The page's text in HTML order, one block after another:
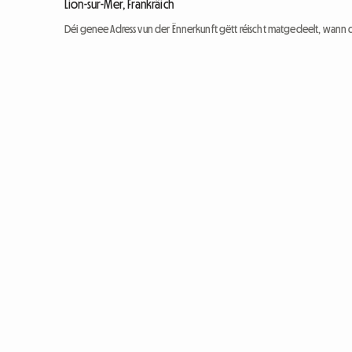
Lion-sur-Mer, Frankräich
Déi genee Adress vun der Ënnerkunft gëtt réischt matgedeelt, wann